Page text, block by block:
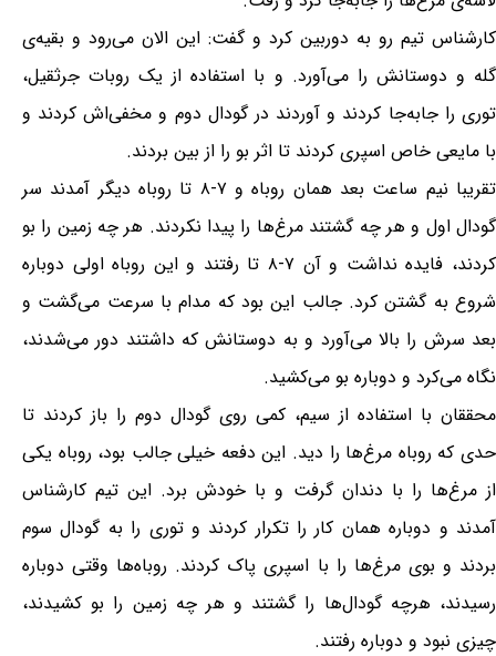
کارشناس تیم رو به دوربین کرد و گفت: این الان می‌رود و بقیه‌ی
گله و دوستانش را می‌آورد. و با استفاده از یک روبات جرثقیل،
توری را جابه‌جا کردند و آوردند در گودال دوم و مخفی‌اش کردند و
با مایعی خاص اسپری کردند تا اثر بو را از بین بردند.
تقریبا نیم ساعت بعد همان روباه و ۷-۸ تا روباه دیگر آمدند سر
گودال اول و هر چه گشتند مرغ‌ها را پیدا نکردند. هر چه زمین را بو
کردند، فایده نداشت و آن ۷-۸ تا رفتند و این روباه اولی دوباره
شروع به گشتن کرد. جالب این بود که مدام با سرعت می‌گشت و
بعد سرش را بالا می‌آورد و به دوستانش که داشتند دور می‌شدند،
نگاه می‌کرد و دوباره بو می‌کشید.
محققان با استفاده از سیم، کمی روی گودال دوم را باز کردند تا
حدی که روباه مرغ‌ها را دید. این دفعه خیلی جالب بود، روباه یکی
از مرغ‌ها را با دندان گرفت و با خودش برد. این تیم کارشناس
آمدند و دوباره همان کار را تکرار کردند و توری را به گودال سوم
بردند و بوی مرغ‌ها را با اسپری پاک کردند. روباه‌ها وقتی دوباره
رسیدند، هرچه گودال‌ها را گشتند و هر چه زمین را بو کشیدند،
چیزی نبود و دوباره رفتند.